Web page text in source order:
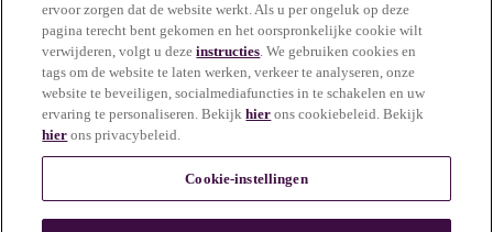
ervoor zorgen dat de website werkt. Als u per ongeluk op deze
pagina terecht bent gekomen en het oorspronkelijke cookie wilt
verwijderen, volgt u dezeinstructies. We gebruiken cookies en
tags om de website te laten werken, verkeer te analyseren, onze
website te beveiligen, socialmediafuncties in te schakelen en uw
ervaring te personaliseren. Bekijkhier ons cookiebeleid. Bekijk
hier ons privacybeleid.
Cookie-instellingen